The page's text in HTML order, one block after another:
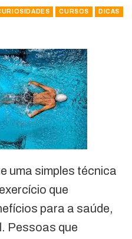
CURSOS DICAS
uma simples técnica
que
para a saúde,
Pessoas que